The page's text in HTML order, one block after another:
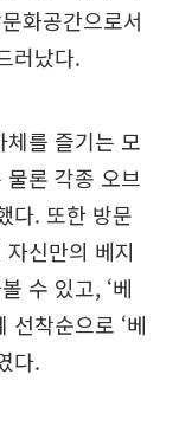
화공간으로서
러났다.
를 즐기는 모
론 각종 오브
다. 또한 방문
신만의 베지
수 있고, ‘베
선착순으로 ‘베
다.